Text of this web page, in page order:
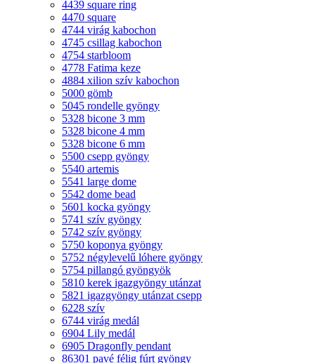
4439 square ring
4470 square
4744 virág kabochon
4745 csillag kabochon
4754 starbloom
4778 Fatima keze
4884 xilion szív kabochon
5000 gömb
5045 rondelle gyöngy
5328 bicone 3 mm
5328 bicone 4 mm
5328 bicone 6 mm
5500 csepp gyöngy
5540 artemis
5541 large dome
5542 dome bead
5601 kocka gyöngy
5741 szív gyöngy
5742 szív gyöngy
5750 koponya gyöngy
5752 négylevelű lóhere gyöngy
5754 pillangó gyöngyök
5810 kerek igazgyöngy utánzat
5821 igazgyöngy utánzat csepp
6228 szív
6744 virág medál
6904 Lily medál
6905 Dragonfly pendant
86301 pavé félig fúrt gyöngy